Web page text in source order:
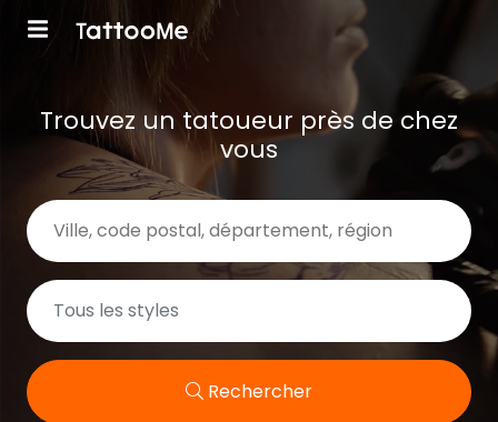
Trouvez un tatoueur près de chez
vous
Rechercher